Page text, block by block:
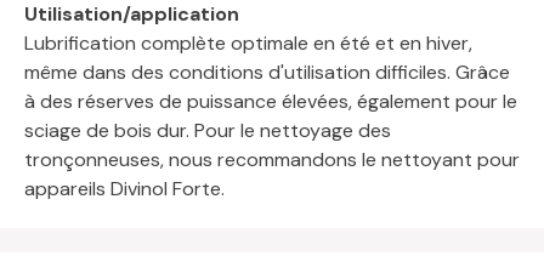
Utilisation/application
Lubrification complète optimale en été et en hiver,
même dans des conditions d'utilisation difficiles. Grâce
à des réserves de puissance élevées, également pour le
sciage de bois dur. Pour le nettoyage des
tronçonneuses, nous recommandons le nettoyant pour
appareils Divinol Forte.